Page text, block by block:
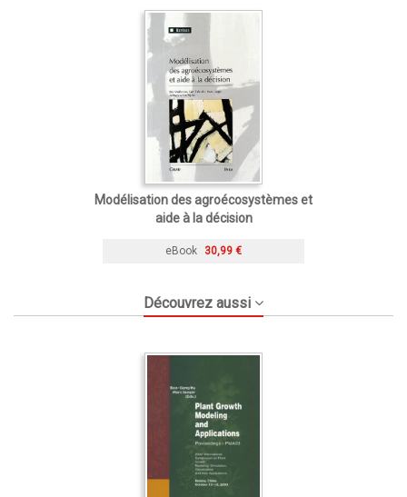
Modélisation des agroécosystèmes et
aide à la décision
eBook 30,99 €
Découvrez aussi